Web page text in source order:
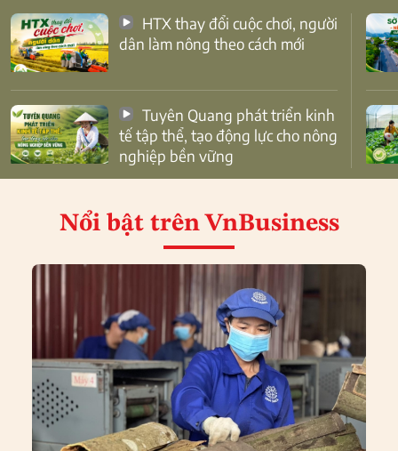
dân làm nông theo cách mới
tế tập thể, tạo động lực cho nông
nghiệp bền vững
Nổi bật trên VnBusiness